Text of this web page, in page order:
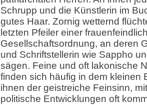
Schrupp und die Künstlerin im
gutes Haar. Zornig wetternd
letzten Pfeiler einer
Gesellschaftsordnung, an deren
und Schriftstellerin wie Sappho
sägen. Feine und oft lakonische
finden sich häufig in dem kleinen
ihnen der geistreiche Feinsinn,
politische Entwicklungen oft